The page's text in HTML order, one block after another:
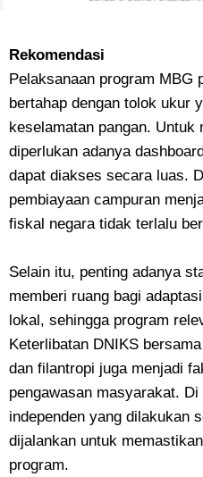
Rekomendasi
Pelaksanaan program MBG
bertahap dengan tolok ukur
keselamatan pangan. Untuk
diperlukan adanya
dapat diakses secara luas.
pembiayaan campuran
fiskal negara tidak terlalu
Selain itu, penting adanya
memberi ruang bagi
lokal, sehingga program
Keterlibatan DNIKS
dan filantropi juga menjadi
pengawasan masyarakat.
independen yang dilakukan
dijalankan untuk
program.